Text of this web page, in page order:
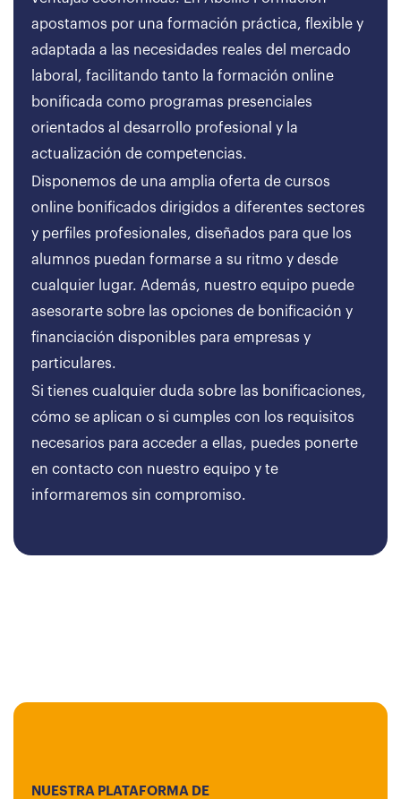
apostamos por una formación práctica, flexible y
adaptada a las necesidades reales del mercado
laboral, facilitando tanto la formación online
bonificada como programas presenciales
orientados al desarrollo profesional y la
actualización de competencias.
Disponemos de una amplia oferta de cursos
online bonificados dirigidos a diferentes sectores
y perfiles profesionales, diseñados para que los
alumnos puedan formarse a su ritmo y desde
cualquier lugar. Además, nuestro equipo puede
asesorarte sobre las opciones de bonificación y
financiación disponibles para empresas y
particulares.
Si tienes cualquier duda sobre las bonificaciones,
cómo se aplican o si cumples con los requisitos
necesarios para acceder a ellas, puedes ponerte
en contacto con nuestro equipo y te
informaremos sin compromiso.
NUESTRA PLATAFORMA DE